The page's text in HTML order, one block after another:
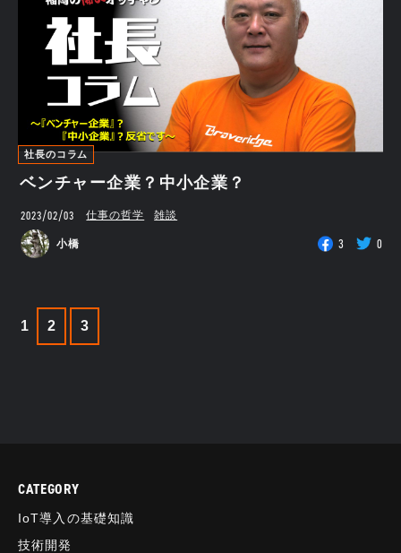
社長のコラム
ベンチャー企業？中小企業？
2023/02/03 仕事の哲学 雑談
小橋 3 0
1 2 3
CATEGORY
IoT導入の基礎知識
技術開発